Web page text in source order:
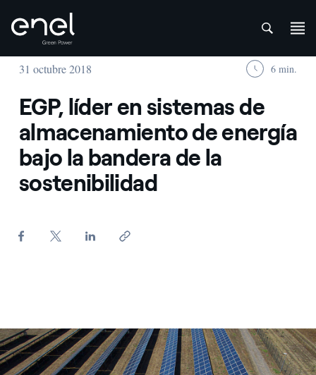
Saltar al contenido
31 octubre 2018 6 min.
EGP, líder en sistemas de
almacenamiento de energía
bajo la bandera de la
sostenibilidad